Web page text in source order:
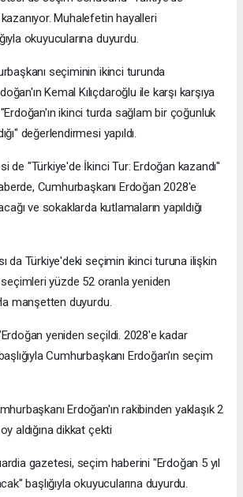
Muhalefetin hayalleri
okuyucularına duyurdu.
seçiminin ikinci turunda
Kemal Kılıçdaroğlu ile karşı karşıya
ikinci turda sağlam bir çoğunluk
değerlendirmesi yapıldı.
de "Türkiye'de İkinci Tur: Erdoğan kazandı"
Cumhurbaşkanı Erdoğan 2028'e
ve sokaklarda kutlamaların yapıldığı
da Türkiye'deki seçimin ikinci turuna ilişkin
yüzde 52 oranla yeniden
manşetten duyurdu.
yeniden seçildi. 2028'e kadar
Cumhurbaşkanı Erdoğan'ın seçim
Erdoğan'ın rakibinden yaklaşık 2
aldığına dikkat çekti
gazetesi, seçim haberini "Erdoğan 5 yıl
başlığıyla okuyucularına duyurdu.